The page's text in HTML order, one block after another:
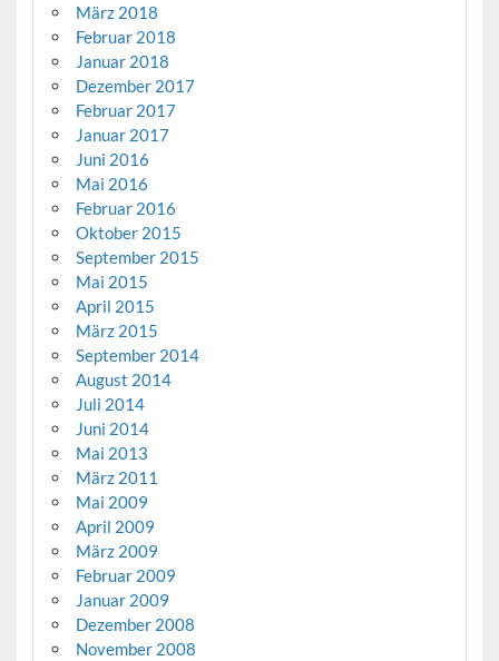
März 2018
Februar 2018
Januar 2018
Dezember 2017
Februar 2017
Januar 2017
Juni 2016
Mai 2016
Februar 2016
Oktober 2015
September 2015
Mai 2015
April 2015
März 2015
September 2014
August 2014
Juli 2014
Juni 2014
Mai 2013
März 2011
Mai 2009
April 2009
März 2009
Februar 2009
Januar 2009
Dezember 2008
November 2008